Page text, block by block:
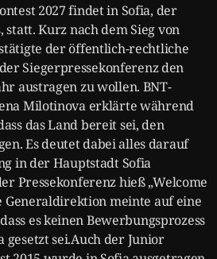
2027 findet in Sofia, der
Kurz nach dem Sieg von
der öffentlich-rechtliche
Siegerpressekonferenz den
austragen zu wollen. BNT-
Milotinova erklärte während
das Land bereit sei, den
Es deutet dabei alles darauf
in der Hauptstadt Sofia
Pressekonferenz hieß „Welcome
Generaldirektion meinte auf eine
es keinen Bewerbungsprozess
gesetzt sei.Auch der Junior